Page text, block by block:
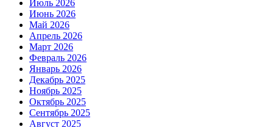
Июль 2026
Июнь 2026
Май 2026
Апрель 2026
Март 2026
Февраль 2026
Январь 2026
Декабрь 2025
Ноябрь 2025
Октябрь 2025
Сентябрь 2025
Август 2025